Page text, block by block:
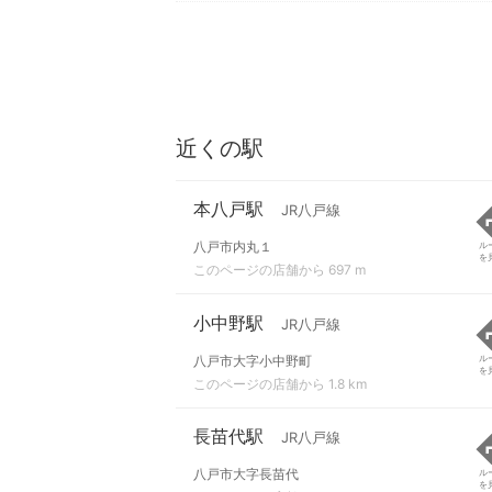
近くの駅
本八戸駅 JR八戸線
八戸市内丸１
このページの店舗から 697 m
ル
を
小中野駅 JR八戸線
八戸市大字小中野町
このページの店舗から 1.8 km
ル
を
長苗代駅 JR八戸線
八戸市大字長苗代
ル
を